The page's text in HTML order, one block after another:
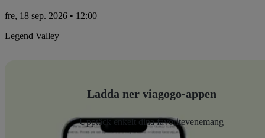
fre, 18 sep. 2026 • 12:00
Legend Valley
Ladda ner viagogo-appen
Upptäck enkelt dina favoritevenemang